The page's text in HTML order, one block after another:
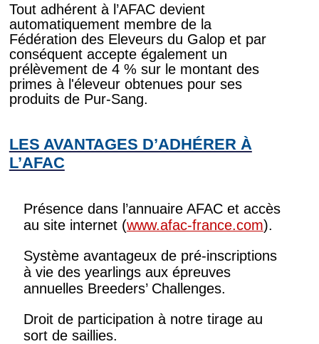
Tout adhérent à l’AFAC devient
automatiquement membre de la
Fédération des Eleveurs du Galop et par
conséquent accepte également un
prélèvement de 4 % sur le montant des
primes à l'éleveur obtenues pour ses
produits de Pur-Sang.
LES AVANTAGES D’ADHÉRER À
L’AFAC
Présence dans l’annuaire AFAC et accès
au site internet (www.afac-france.com).
Système avantageux de pré-inscriptions
à vie des yearlings aux épreuves
annuelles Breeders’ Challenges.
Droit de participation à notre tirage au
sort de saillies.